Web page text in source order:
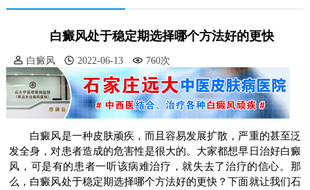
白癜风处于稳定期选择哪个方法好的更快
白癜风 2022-06-13 760次
白癜风是一种皮肤顽疾，而且容易发展扩散，严重的甚至泛
发全身，对患者造成的危害性是很大的。大家都想早日治好白癜
风，可是有的患者一听该病难治疗，就失去了治疗的信心。那
么，白癜风处于稳定期选择哪个方法好的更快？下面就让我们石